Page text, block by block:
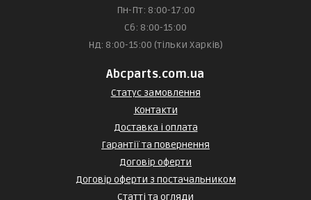
Пн-Пт: 8:00-17:00
Сб: 8:00-15:00
Нд: 8:00-15:00 (тільки Харків)
Abcparts.com.ua
Статус замовлення
Контакти
Доставка і оплата
Гарантії та повернення
Договір оферти
Договір оферти з постачальником
Статті та огляди